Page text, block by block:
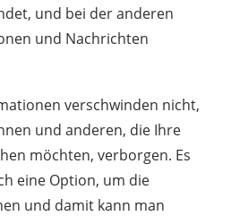
und bei der anderen
und Nachrichten
verschwinden nicht,
und anderen, die Ihre
möchten, verborgen. Es
eine Option, um die
und damit kann man